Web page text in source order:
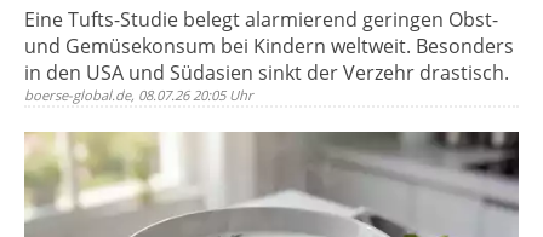
Eine Tufts-Studie belegt alarmierend geringen Obst-
und Gemüsekonsum bei Kindern weltweit. Besonders
in den USA und Südasien sinkt der Verzehr drastisch.
boerse-global.de, 08.07.26 20:05 Uhr